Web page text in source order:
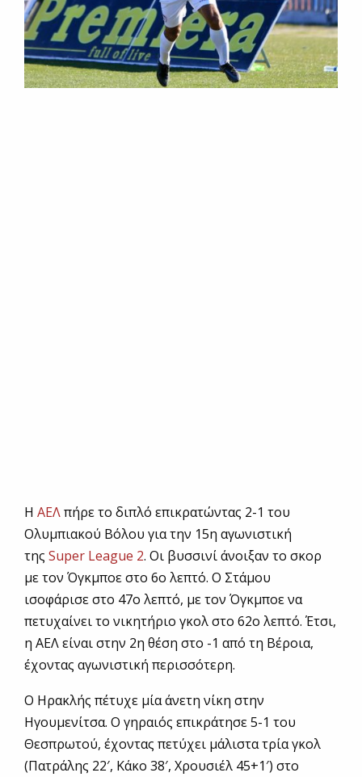
Η ΑΕΛπήρε το διπλό επικρατώντας 2-1 του
Ολυμπιακού Βόλου για την 15η αγωνιστική
της Super League 2. Οι βυσσινί άνοιξαν το σκορ
με τον Όγκμποε στο 6ο λεπτό. Ο Στάμου
ισοφάρισε στο 47ο λεπτό, με τον Όγκμποε να
πετυχαίνει το νικητήριο γκολ στο 62ο λεπτό. Έτσι,
η ΑΕΛ είναι στην 2η θέση στο -1 από τη Βέροια,
έχοντας αγωνιστική περισσότερη.
Ο Ηρακλής πέτυχε μία άνετη νίκη στην
Ηγουμενίτσα. Ο γηραιός επικράτησε 5-1 του
Θεσπρωτού, έχοντας πετύχει μάλιστα τρία γκολ
(Πατράλης 22′, Κάκο 38′, Χρουσιέλ 45+1′) στο